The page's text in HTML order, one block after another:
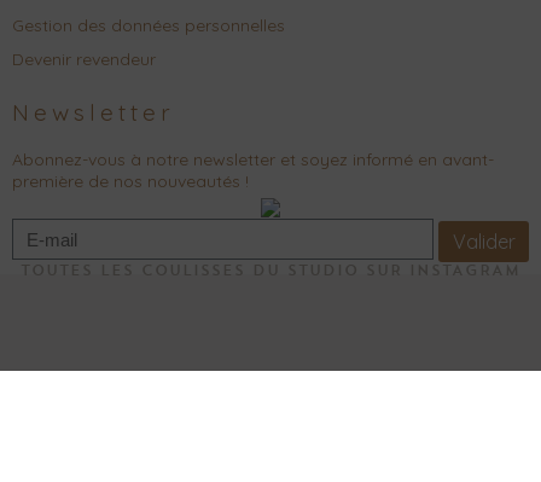
Gestion des données personnelles
Devenir revendeur
Newsletter
Abonnez-vous à notre newsletter et soyez informé en avant-
première de nos nouveautés !
Valider
TOUTES LES COULISSES DU STUDIO SUR INSTAGRAM